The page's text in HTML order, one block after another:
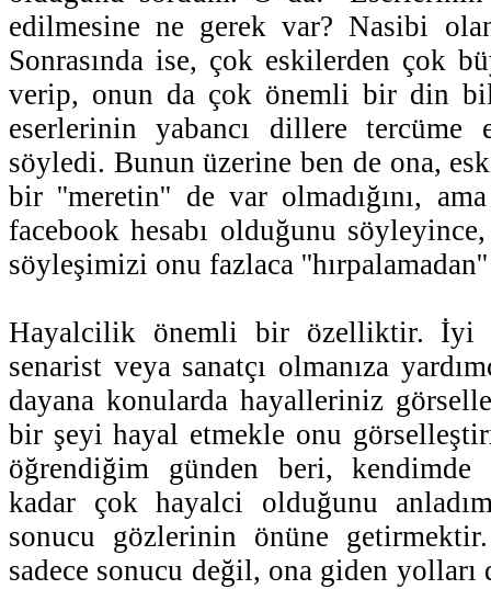
edilmesine ne gerek var? Nasibi
Sonrasında ise, çok eskilerden çok
verip, onun da çok önemli bir din
eserlerinin yabancı dillere tercüme
söyledi. Bunun üzerine ben de ona,
bir ''meretin'' de var olmadığını,
facebook hesabı olduğunu
söyleşimizi onu fazlaca
Hayalcilik önemli bir özelliktir. İyi
senarist veya sanatçı olmanıza
dayana konularda hayalleriniz
bir şeyi hayal etmekle onu
öğrendiğim günden beri, kendimde
kadar çok hayalci olduğunu
sonucu gözlerinin önüne
sadece sonucu değil, ona giden yolları